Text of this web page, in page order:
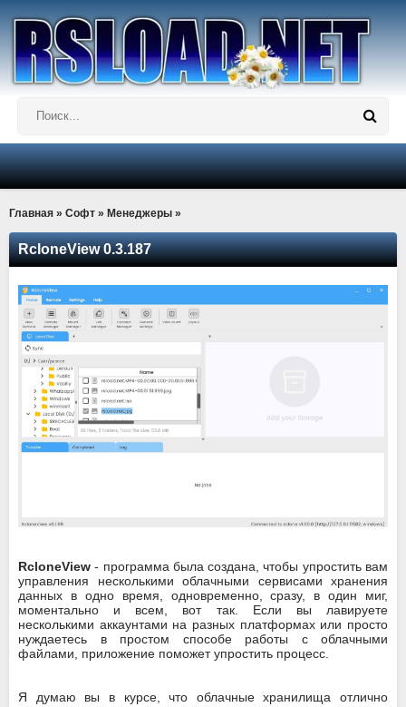
Главная » Софт » Менеджеры »
RcloneView 0.3.187
RcloneView - программа была создана, чтобы упростить вам
управления несколькими облачными сервисами хранения
данных в одно время, одновременно, сразу, в один миг,
моментально и всем, вот так. Если вы лавируете
несколькими аккаунтами на разных платформах или просто
нуждаетесь в простом способе работы с облачными
файлами, приложение поможет упростить процесс.
Я думаю вы в курсе, что облачные хранилища отлично